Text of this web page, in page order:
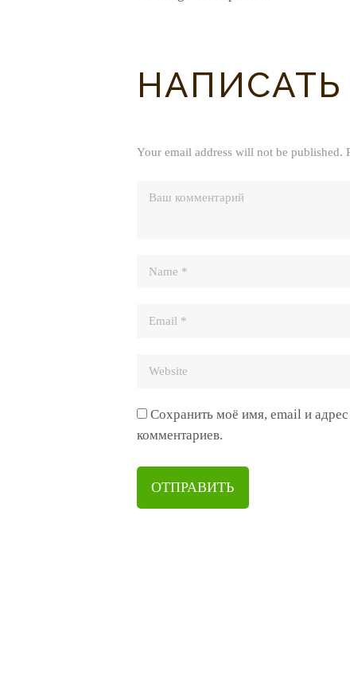
Your email address will not be published.
Сохранить моё имя, email и
комментариев.